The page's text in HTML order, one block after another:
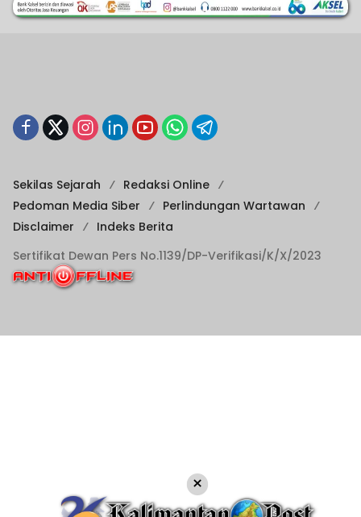
Sekilas Sejarah
Redaksi Online
Pedoman Media Siber
Perlindungan Wartawan
Disclaimer
Indeks Berita
Sertifikat Dewan Pers No.1139/DP-Verifikasi/K/X/2023
×